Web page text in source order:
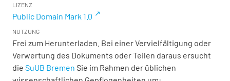
LIZENZ
Public Domain Mark 1.0
NUTZUNG
Frei zum Herunterladen. Bei einer Vervielfältigung oder
Verwertung des Dokuments oder Teilen daraus ersucht
die SuUB Bremen Sie im Rahmen der üblichen